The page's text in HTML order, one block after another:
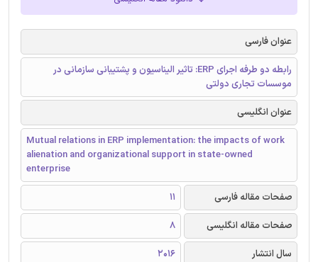
عنوان فارسی
رابطه دو طرفه اجرای ERP: تاثیر الیناسیون و پشتیبانی سازمانی در
موسسات تجاری دولتی
عنوان انگلیسی
Mutual relations in ERP implementation: the impacts of work
alienation and organizational support in state-owned
enterprise
صفحات مقاله فارسی
11
صفحات مقاله انگلیسی
8
سال انتشار
2016